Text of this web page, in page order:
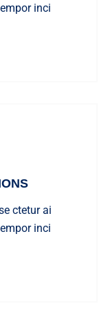
inci
ctetur ai
inci